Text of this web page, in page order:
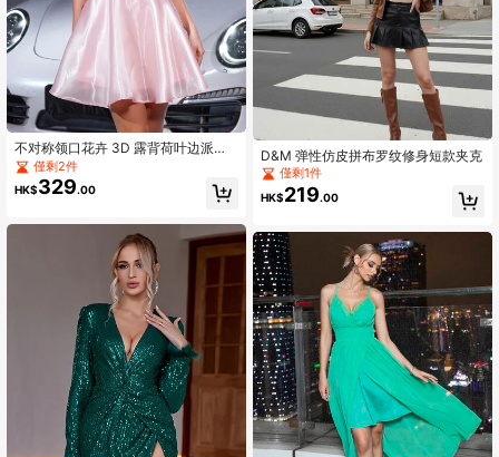
不对称领口花卉 3D 露背荷叶边派对
鸡尾酒礼服、浪漫泡泡袖礼服、婚礼
宾客礼服
僅剩2件
HK$329.00
D&M 弹性仿皮拼布罗纹修身短款夹克
僅剩1件
HK$219.00